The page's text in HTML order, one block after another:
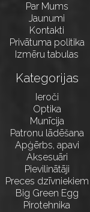
Par Mums
Jaunumi
Kontakti
Privātuma politika
Izmēru tabulas
Kategorijas
Ieroči
Optika
Munīcija
Patronu lādēšana
Apģērbs, apavi
Aksesuāri
Pievilinātāji
Preces dzīvniekiem
Big Green Egg
Pirotehnika